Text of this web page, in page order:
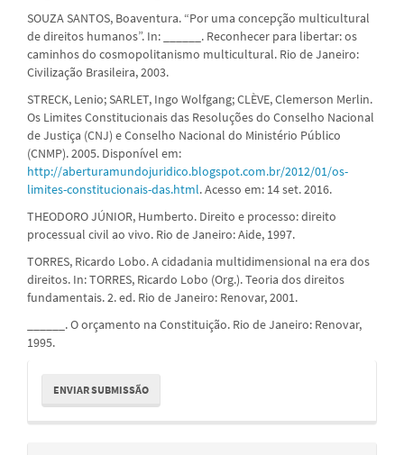
SOUZA SANTOS, Boaventura. “Por uma concepção multicultural
de direitos humanos”. In: ______. Reconhecer para libertar: os
caminhos do cosmopolitanismo multicultural. Rio de Janeiro:
Civilização Brasileira, 2003.
STRECK, Lenio; SARLET, Ingo Wolfgang; CLÈVE, Clemerson Merlin.
Os Limites Constitucionais das Resoluções do Conselho Nacional
de Justiça (CNJ) e Conselho Nacional do Ministério Público
(CNMP). 2005. Disponível em:
http://aberturamundojuridico.blogspot.com.br/2012/01/os-
limites-constitucionais-das.html. Acesso em: 14 set. 2016.
THEODORO JÚNIOR, Humberto. Direito e processo: direito
processual civil ao vivo. Rio de Janeiro: Aide, 1997.
TORRES, Ricardo Lobo. A cidadania multidimensional na era dos
direitos. In: TORRES, Ricardo Lobo (Org.). Teoria dos direitos
fundamentais. 2. ed. Rio de Janeiro: Renovar, 2001.
______. O orçamento na Constituição. Rio de Janeiro: Renovar,
1995.
Enviar
Submissão
ENVIAR SUBMISSÃO